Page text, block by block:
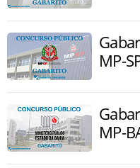
MP-
MP-